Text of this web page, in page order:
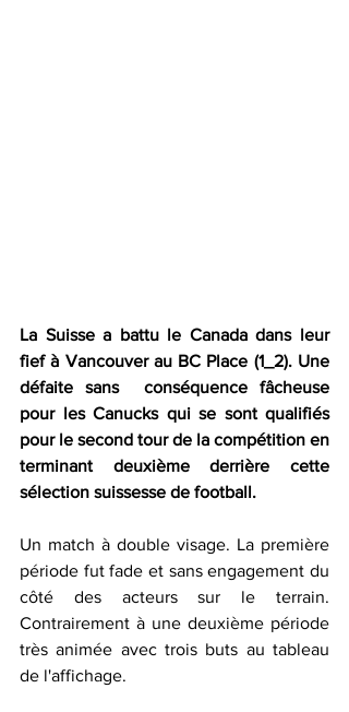
La Suisse a battu le Canada dans leur
fief à Vancouver au BC Place (1_2). Une
défaite sans  conséquence fâcheuse
pour les Canucks qui se sont qualifiés
pour le second tour de la compétition en
terminant deuxième derrière cette
sélection suissesse de football.
Un match à double visage. La première
période fut fade et sans engagement du
côté des acteurs sur le terrain.
Contrairement à une deuxième période
très animée avec trois buts au tableau
de l'affichage.